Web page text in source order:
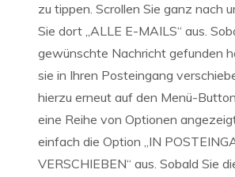
zu tippen. Scrollen Sie ganz nach
Sie dort „ALLE E-MAILS“ aus.
gewünschte Nachricht gefunden
sie in Ihren Posteingang
hierzu erneut auf den Menü-
eine Reihe von Optionen
einfach die Option „IN
VERSCHIEBEN“ aus. Sobald Sie